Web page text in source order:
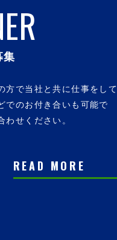
集
方で当社と共に仕事をして
でのお付き合いも可能で
せください。
READ MORE